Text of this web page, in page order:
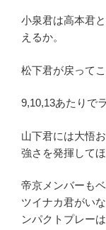
小泉君は高本君
えるか。
松下君が戻って
9,10,13あたりで
山下君には大悟
強さを発揮して
帝京メンバーも
ツイナカ君がい
ンパクトプレーは